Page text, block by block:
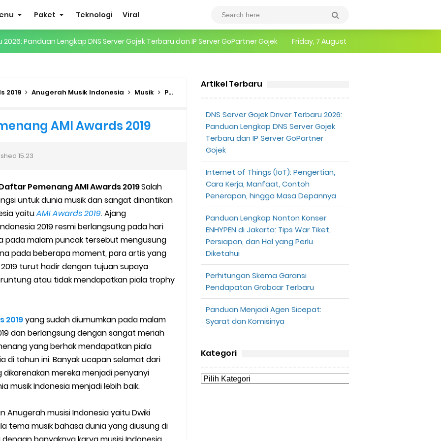
Paket Teknologi Viral
Cara Kerja, Manfaat, Contoh Penerapan, hingga Masa Depannya
Grabcar Terbaru
Online Terbaru Dari Grab
Gratis
Sendiri dan Orang Lain
Driver
Online
Sesuai dengan Orderan
Mitra Gojek
Mudah
dan Mobil 2023
Friday, 7 August
2019 Anugerah Musik Indonesia Musik Pemenang AMI Awards 2019
AMI Awards 2019
15.23
Daftar Pemenang AMI Awards 2019Salah
untuk dunia musik dan sangat dinantikan
yaituAMI Awards 2019. Ajang
2019 resmi berlangsung pada hari
pada malam puncak tersebut mengusung
pada beberapa moment, para artis yang
turut hadir dengan tujuan supaya
atau tidak mendapatkan piala trophy
2019yang sudah diumumkan pada malam
dan berlangsung dengan sangat meriah
yang berhak mendapatkan piala
di tahun ini. Banyak ucapan selamat dari
mereka menjadi penyanyi
musik Indonesia menjadi lebih baik.
Anugerah musisi Indonesia yaitu Dwiki
tema musik bahasa dunia yang diusung di
Artikel Terbaru
DNS Server Gojek Driver Terbaru 2026:
Panduan Lengkap DNS Server Gojek
Terbaru dan IP Server GoPartner
Gojek
Internet of Things (IoT): Pengertian,
Cara Kerja, Manfaat, Contoh
Penerapan, hingga Masa Depannya
Panduan Lengkap Nonton Konser
ENHYPEN di Jakarta: Tips War Tiket,
Persiapan, dan Hal yang Perlu
Diketahui
Perhitungan Skema Garansi
Pendapatan Grabcar Terbaru
Panduan Menjadi Agen Sicepat:
Syarat dan Komisinya
Kategori